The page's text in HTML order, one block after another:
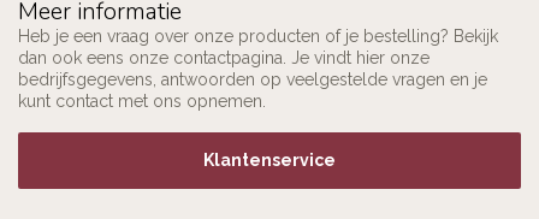
Meer informatie
Heb je een vraag over onze producten of je bestelling? Bekijk
dan ook eens onze contactpagina. Je vindt hier onze
bedrijfsgegevens, antwoorden op veelgestelde vragen en je
kunt contact met ons opnemen.
Klantenservice